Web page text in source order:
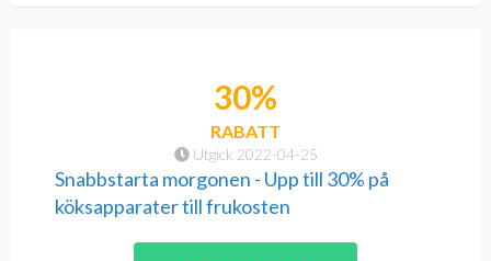
Utgick 2022-04-25
30%
RABATT
Snabbstarta morgonen - Upp till 30% på
köksapparater till frukosten